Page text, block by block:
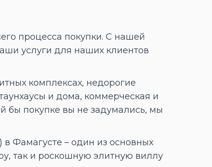
процесса покупки. С нашей
услуги для наших клиентов
комплексах, недорогие
и дома, коммерческая и
бы покупке вы не задумались, мы
в Фамагусте – один из основных
так и роскошную элитную виллу